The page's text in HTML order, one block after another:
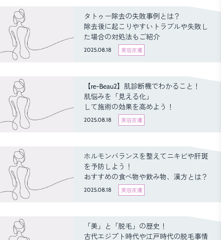
タトゥー除去の失敗事例とは？
除去後に起こりやすいトラブルや失敗し
た場合の対処法もご紹介
2025.08.18 美容皮膚
【re-Beau2】肌診断機でわかること！
肌悩みを「見える化」
して施術の効果を高めよう！
2025.08.18 美容皮膚
ホルモンバランスを整えてニキビや肝斑
を予防しよう！
おすすめの食べ物や飲み物、漢方とは？
2025.08.18 美容皮膚
「美」と「脱毛」の歴史！
古代エジプト時代や江戸時代の脱毛事情